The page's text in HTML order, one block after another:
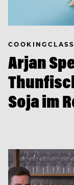
COOKINGCLASS
Arjan
Soja im